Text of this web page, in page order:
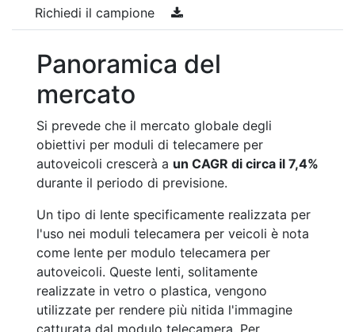
Richiedi il campione
Panoramica del
mercato
Si prevede che il mercato globale degli
obiettivi per moduli di telecamere per
autoveicoli crescerà a un CAGR di circa il 7,4%
durante il periodo di previsione.
Un tipo di lente specificamente realizzata per
l'uso nei moduli telecamera per veicoli è nota
come lente per modulo telecamera per
autoveicoli. Queste lenti, solitamente
realizzate in vetro o plastica, vengono
utilizzate per rendere più nitida l'immagine
catturata dal modulo telecamera. Per